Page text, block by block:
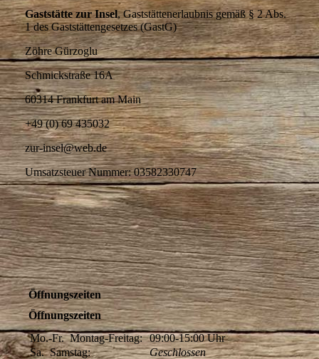
Gaststätte zur Insel, Gaststättenerlaubnis gemäß § 2 Abs.
1 des Gaststättengesetzes (GastG)
Zöhre Gürzoglu
Schmickstraße 16A
60314 Frankfurt am Main
+49 (0) 69 435032
zur-insel@web.de
Umsatzsteuer Nummer: 03582330747
Öffnungszeiten
Öffnungszeiten
Mo.-Fr.Montag-Freitag:09:00-15:00Uhr
Sa.Samstag:
Geschlossen